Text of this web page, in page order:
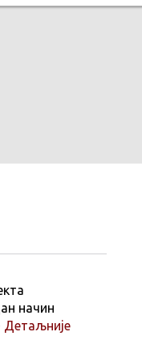
начин
Детаљније